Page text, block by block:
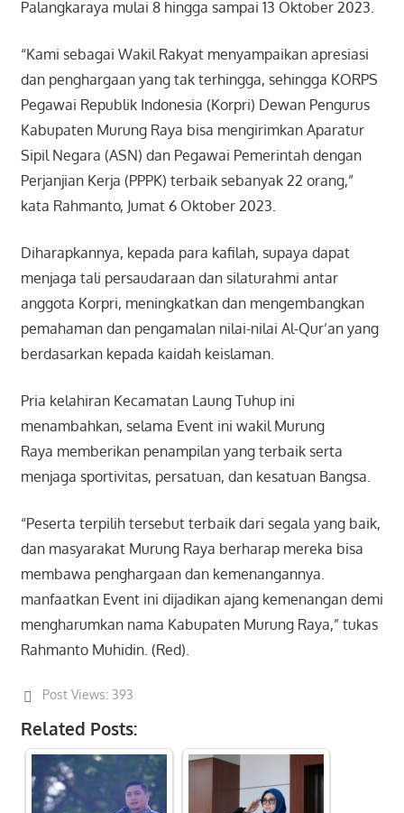
Palangkaraya mulai 8 hingga sampai 13 Oktober 2023.
“Kami sebagai Wakil Rakyat menyampaikan apresiasi
dan penghargaan yang tak terhingga, sehingga KORPS
Pegawai Republik Indonesia (Korpri) Dewan Pengurus
Kabupaten Murung Raya bisa mengirimkan Aparatur
Sipil Negara (ASN) dan Pegawai Pemerintah dengan
Perjanjian Kerja (PPPK) terbaik sebanyak 22 orang,”
kata Rahmanto, Jumat 6 Oktober 2023.
Diharapkannya, kepada para kafilah, supaya dapat
menjaga tali persaudaraan dan silaturahmi antar
anggota Korpri, meningkatkan dan mengembangkan
pemahaman dan pengamalan nilai-nilai Al-Qur’an yang
berdasarkan kepada kaidah keislaman.
Pria kelahiran Kecamatan Laung Tuhup ini
menambahkan, selama Event ini wakil Murung
Raya memberikan penampilan yang terbaik serta
menjaga sportivitas, persatuan, dan kesatuan Bangsa.
“Peserta terpilih tersebut terbaik dari segala yang baik,
dan masyarakat Murung Raya berharap mereka bisa
membawa penghargaan dan kemenangannya.
manfaatkan Event ini dijadikan ajang kemenangan demi
mengharumkan nama Kabupaten Murung Raya,” tukas
Rahmanto Muhidin. (Red).
Post Views: 393
Related Posts: